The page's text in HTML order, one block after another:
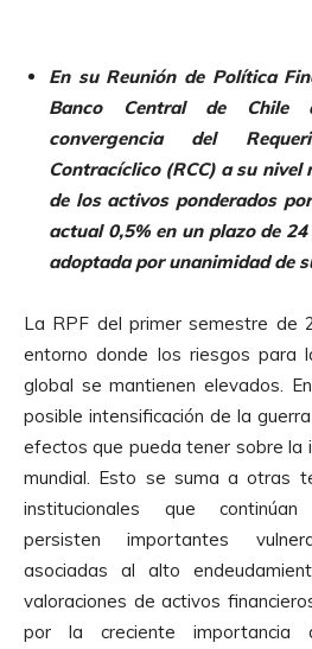
En su Reunión de Política
Banco Central de Chile
convergencia del
Contracíclico (RCC) a su
de los activos ponderados
actual 0,5% en un plazo de
adoptada por unanimidad de
La RPF del primer semestre de
entorno donde los riesgos para
global se mantienen elevados.
posible intensificación de la
efectos que pueda tener sobre la
mundial. Esto se suma a otras
institucionales que continúan
persisten importantes
asociadas al alto
valoraciones de activos
por la creciente importancia